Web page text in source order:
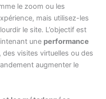
le zoom ou les
mais utilisez-les
le site. L’objectif est
une performance
des visites virtuelles ou des
augmenter le